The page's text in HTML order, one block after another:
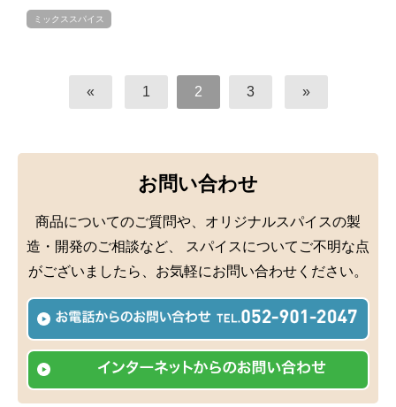
ミックススパイス
« 1 2 3 »
お問い合わせ
商品についてのご質問や、オリジナルスパイスの製
造・開発のご相談など、
スパイスについてご不明な点
がございましたら、お気軽にお問い合わせください。